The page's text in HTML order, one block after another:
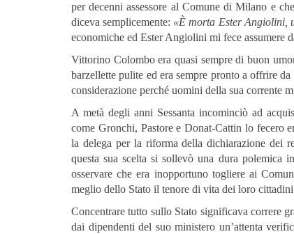
per decenni assessore al Comune di Milano e
diceva semplicemente: «È morta Ester Angiolini,
economiche ed Ester Angiolini mi fece assumere
Vittorino Colombo era quasi sempre di buon
barzellette pulite ed era sempre pronto a offrire
considerazione perché uomini della sua corrente
A metà degli anni Sessanta incominciò ad
come Gronchi, Pastore e Donat-Cattin lo fecero
la delega per la riforma della dichiarazione dei
questa sua scelta si sollevò una dura polemica
osservare che era inopportuno togliere ai
meglio dello Stato il tenore di vita dei loro
Concentrare tutto sullo Stato significava correre
dai dipendenti del suo ministero un’attenta